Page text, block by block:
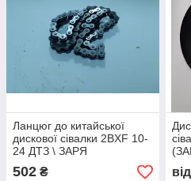
Ланцюг до китайської
дискової сівалки 2BXF 10-
24 ДТЗ \ ЗАРЯ
502 ₴ від